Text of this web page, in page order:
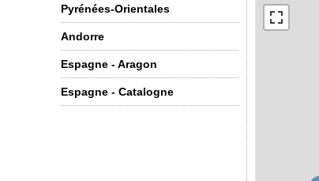
Pyrénées-Orientales
Andorre
Espagne - Aragon
Espagne - Catalogne